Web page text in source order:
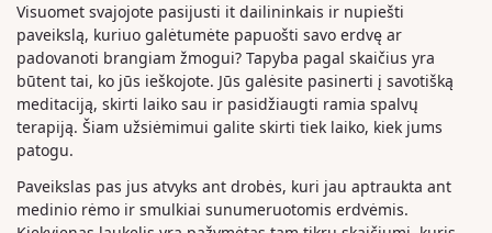
Visuomet svajojote pasijusti it dailininkais ir nupiešti
paveikslą, kuriuo galėtumėte papuošti savo erdvę ar
padovanoti brangiam žmogui? Tapyba pagal skaičius yra
būtent tai, ko jūs ieškojote. Jūs galėsite pasinerti į savotišką
meditaciją, skirti laiko sau ir pasidžiaugti ramia spalvų
terapiją. Šiam užsiėmimui galite skirti tiek laiko, kiek jums
patogu.
Paveikslas pas jus atvyks ant drobės, kuri jau aptraukta ant
medinio rėmo ir smulkiai sunumeruotomis erdvėmis.